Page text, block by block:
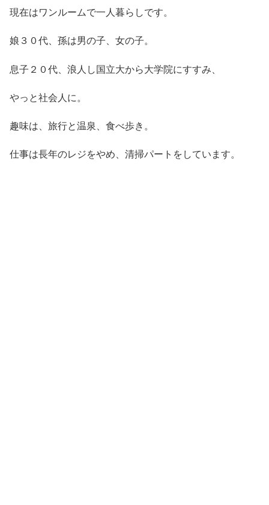
現在はワンルームで一人暮らしです。
娘３０代、孫は男の子、女の子。
息子２０代、浪人し国立大から大学院にすすみ、
やっと社会人に。
趣味は、旅行と温泉、食べ歩き。
仕事は長年のレジをやめ、清掃パートをしています。